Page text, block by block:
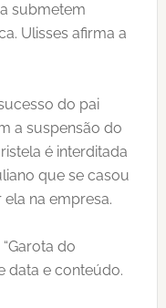
submetem
Ulisses afirma a
do pai
a suspensão do
é interditada
que se casou
na empresa.
do
data e conteúdo.